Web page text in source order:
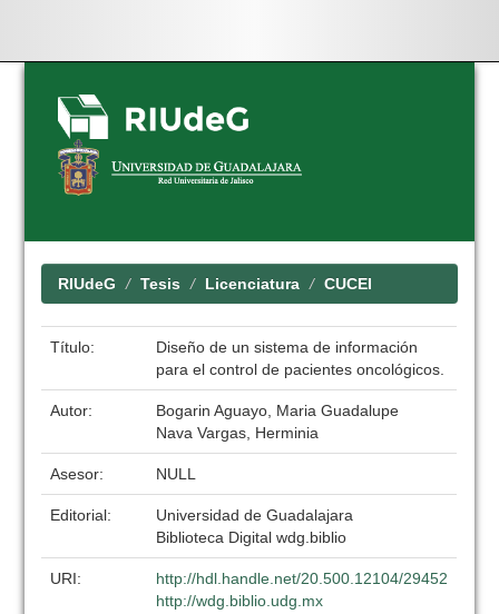
Skip
navigation
RIUdeG Tesis Licenciatura CUCEI
Título:
Diseño de un sistema de información
para el control de pacientes oncológicos.
Autor:
Bogarin Aguayo, Maria Guadalupe
Nava Vargas, Herminia
Asesor: NULL
Editorial:
Universidad de Guadalajara
Biblioteca Digital wdg.biblio
URI:
http://hdl.handle.net/20.500.12104/29452
http://wdg.biblio.udg.mx